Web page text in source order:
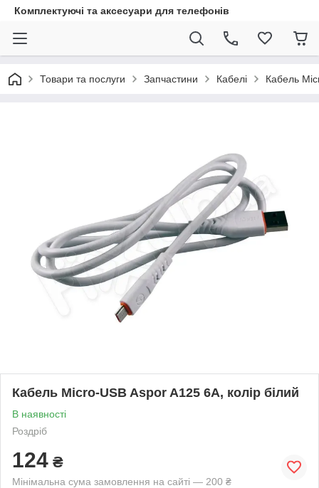
Комплектуючі та аксесуари для телефонів
Товари та послуги Запчастини Кабелі Кабель
Кабель Micro-USB Aspor A125 6A, колір білий
В наявності
Роздріб
124 ₴
Мінімальна сума замовлення на сайті — 200 ₴